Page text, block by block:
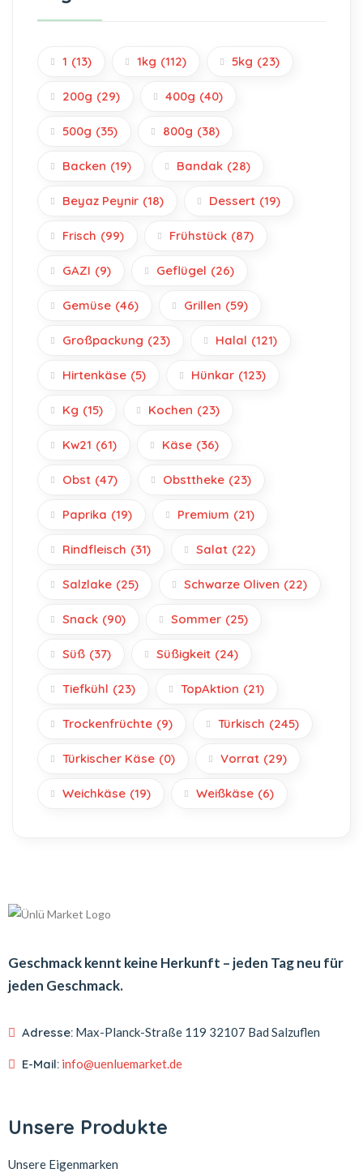
1 (13) 1kg (112) 5kg (23)
200g (29) 400g (40)
500g (35) 800g (38)
Backen (19) Bandak (28)
Beyaz Peynir (18) Dessert (19)
Frisch (99) Frühstück (87)
GAZI (9) Geflügel (26)
Gemüse (46) Grillen (59)
Großpackung (23) Halal (121)
Hirtenkäse (5) Hünkar (123)
Kg (15) Kochen (23)
Kw21 (61) Käse (36)
Obst (47) Obsttheke (23)
Paprika (19) Premium (21)
Rindfleisch (31) Salat (22)
Salzlake (25) Schwarze Oliven (22)
Snack (90) Sommer (25)
Süß (37) Süßigkeit (24)
Tiefkühl (23) TopAktion (21)
Trockenfrüchte (9) Türkisch (245)
Türkischer Käse (0) Vorrat (29)
Weichkäse (19) Weißkäse (6)
Geschmack kennt keine Herkunft – jeden Tag neu für
jeden Geschmack.
Adresse: Max-Planck-Straße 119 32107 Bad Salzuflen
E-Mail: info@uenluemarket.de
Unsere Produkte
Unsere Eigenmarken